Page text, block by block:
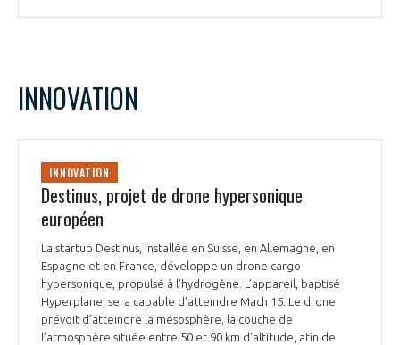
INNOVATION
INNOVATION
Destinus, projet de drone hypersonique
européen
La startup Destinus, installée en Suisse, en Allemagne, en
Espagne et en France, développe un drone cargo
hypersonique, propulsé à l’hydrogène. L’appareil, baptisé
Hyperplane, sera capable d’atteindre Mach 15. Le drone
prévoit d’atteindre la mésosphère, la couche de
l’atmosphère située entre 50 et 90 km d’altitude, afin de